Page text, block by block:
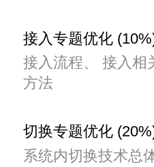
接入专题优化
接入流程、 接入相
方法
切换专题优化
系统内切换技术总